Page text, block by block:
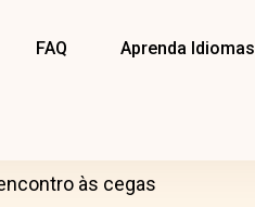
FAQ Aprenda Idiomas
às cegas